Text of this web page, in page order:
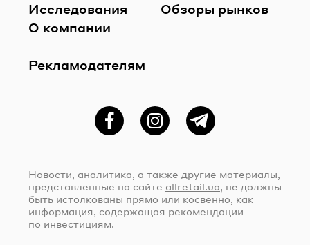
Исследования
О компании
Рекламодателям
Обзоры рынков
ФейсбукInstagramTelegram
Новости, аналитика, а также другие материалы,
представленные на сайте allretail.ua, не должны
быть истолкованы прямо или косвенно, как
информация, содержащая рекомендации
по инвестициям.